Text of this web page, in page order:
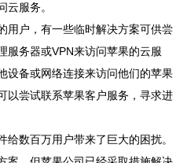
云服务。
用户，有一些临时解决方案可供尝
服务器或VPN来访问苹果的云服
设备或网络连接来访问他们的苹果
以尝试联系苹果客户服务，寻求进
数百万用户带来了巨大的困扰。